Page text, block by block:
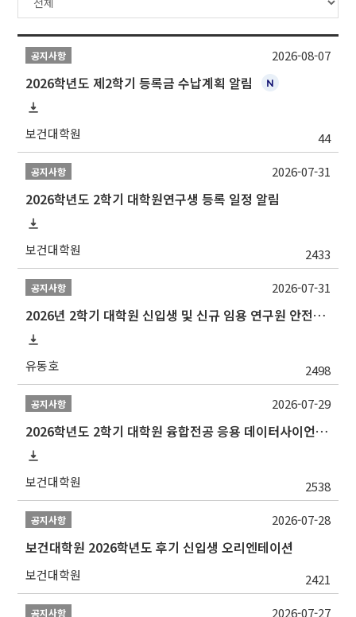
공지사항
2026학년도 제2학기 등록금 수납계획 알림
보건대학원 44
2026-08-07
공지사항
2026학년도 2학기 대학원연구생 등록 일정 알림
보건대학원 2433
2026-07-31
공지사항
2026년 2학기 대학원 신입생 및 신규 임용 연구원 안전환경교육(신규교육) 실시 안내
유동호 2498
2026-07-31
공지사항
2026학년도 2학기 대학원 융합전공 응용 데이터사이언스 선발 계획 알림
보건대학원 2538
2026-07-29
공지사항
보건대학원 2026학년도 후기 신입생 오리엔테이션
보건대학원 2421
2026-07-28
공지사항 2026-07-27